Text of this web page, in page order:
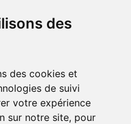
des
des cookies et
de suivi
votre expérience
sur notre site, pour
nos nouvelles références SVR
jeunes
et
la micronutrition qui permet souvent
des troubles métaboliques mineurs.
complémentaires de traitements